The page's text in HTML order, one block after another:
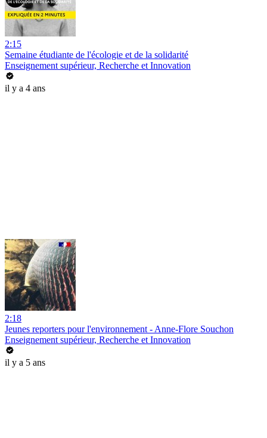
2:15
Semaine étudiante de l'écologie et de la solidarité
Enseignement supérieur, Recherche et Innovation
il y a 4 ans
2:18
Jeunes reporters pour l'environnement - Anne-Flore Souchon
Enseignement supérieur, Recherche et Innovation
il y a 5 ans